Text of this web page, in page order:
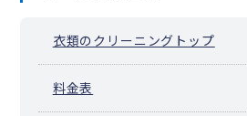
衣類のクリーニングトップ
料金表